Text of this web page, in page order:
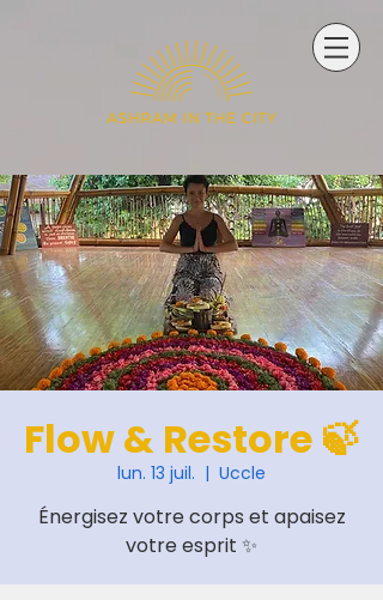
Flow & Restore 🍃
lun. 13 juil.
  |
Uccle
Énergisez votre corps et apaisez
votre esprit ✨